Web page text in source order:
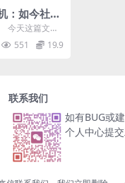
：如今社会
就只剩这么
今天这篇文
以及你下一
551 19.9
联系我们
如有BUG或
个人中心提交